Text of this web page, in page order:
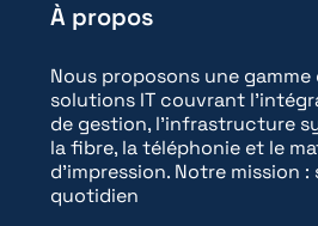
À propos
Nous proposons une
solutions IT couvrant
de gestion, l'infrastructure
la fibre, la téléphonie et le
d'impression. Notre mission
quotidien